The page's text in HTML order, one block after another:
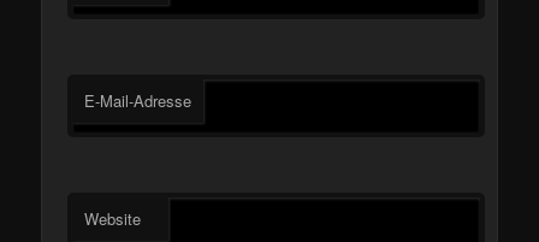
E-Mail-Adresse
Website